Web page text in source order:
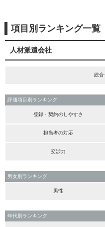
項目別ランキング一覧
人材派遣会社
総合
評価項目別ランキング
登録・契約のしやすさ
担当者の対応
交渉力
男女別ランキング
男性
年代別ランキング